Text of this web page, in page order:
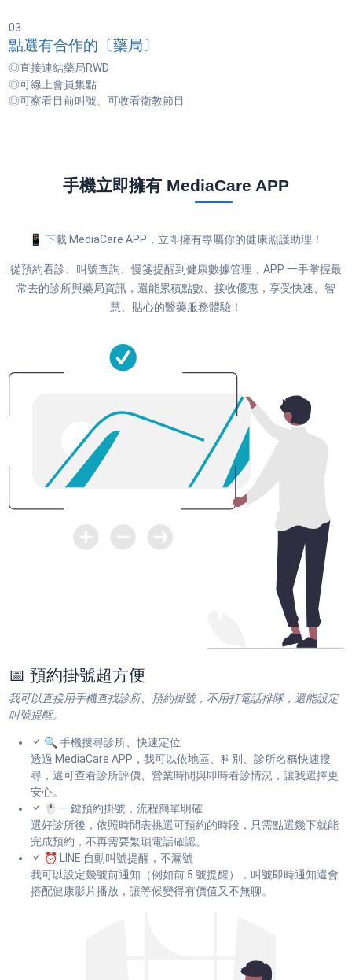
03
點選有合作的〔藥局〕
◎直接連結藥局RWD
◎可線上會員集點
◎可察看目前叫號、可收看衛教節目
手機立即擁有 MediaCare APP
📱 下載 MediaCare APP，立即擁有專屬你的健康照護助理！
從預約看診、叫號查詢、慢箋提醒到健康數據管理，APP 一手掌握最
常去的診所與藥局資訊，還能累積點數、接收優惠，享受快速、智
慧、貼心的醫藥服務體驗！
📅 預約掛號超方便
我可以直接用手機查找診所、預約掛號，不用打電話排隊，還能設定
叫號提醒。
🔍 手機搜尋診所、快速定位
透過 MediaCare APP，我可以依地區、科別、診所名稱快速搜
尋，還可查看診所評價、營業時間與即時看診情況，讓我選擇更
安心。
🖱 一鍵預約掛號，流程簡單明確
選好診所後，依照時間表挑選可預約的時段，只需點選幾下就能
完成預約，不再需要繁瑣電話確認。
⏰ LINE 自動叫號提醒，不漏號
我可以設定幾號前通知（例如前 5 號提醒），叫號即時通知還會
搭配健康影片播放，讓等候變得有價值又不無聊。